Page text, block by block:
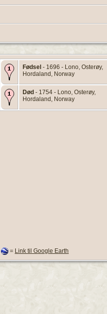
Fødsel - 1696 - Lono, Osterøy,
Hordaland, Norway
Død - 1754 - Lono, Osterøy,
Hordaland, Norway
= Link til Google Earth